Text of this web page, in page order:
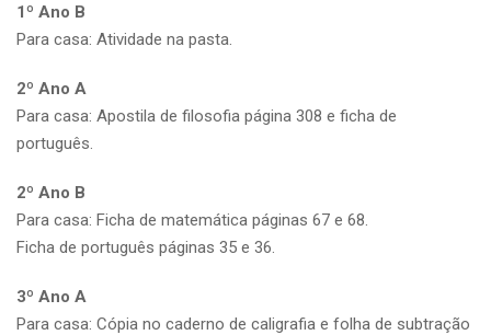
1º Ano B
Para casa: Atividade na pasta.
2º Ano A
Para casa: Apostila de filosofia página 308 e ficha de
português.
2º Ano B
Para casa: Ficha de matemática páginas 67 e 68.
Ficha de português páginas 35 e 36.
3º Ano A
Para casa: Cópia no caderno de caligrafia e folha de subtração